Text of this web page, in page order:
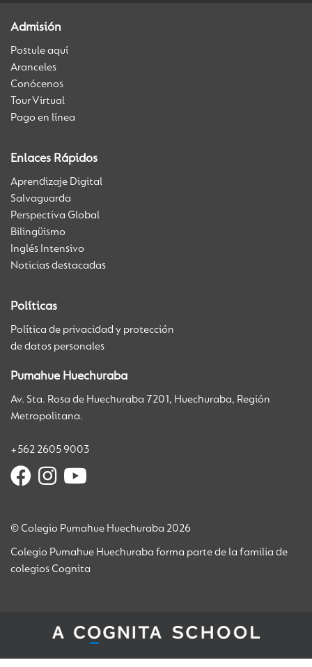
Admisión
Postule aquí
Aranceles
Conócenos
Tour Virtual
Pago en línea
Enlaces Rápidos
Aprendizaje Digital
Salvaguarda
Perspectiva Global
Bilingüismo
Inglés Intensivo
Noticias destacadas
Políticas
Política de privacidad y protección
de datos personales
Pumahue Huechuraba
Av. Sta. Rosa de Huechuraba 7201, Huechuraba, Región
Metropolitana.
+562 2605 9003
© Colegio Pumahue Huechuraba 2026
Colegio Pumahue Huechuraba forma parte de la familia de
colegios Cognita